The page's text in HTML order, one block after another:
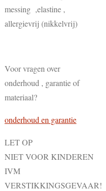
messing ,elastine ,
allergievrij (nikkelvrij)
Voor vragen over
onderhoud , garantie of
materiaal?
onderhoud en garantie
LET OP
NIET VOOR KINDEREN
IVM
VERSTIKKINGSGEVAAR!